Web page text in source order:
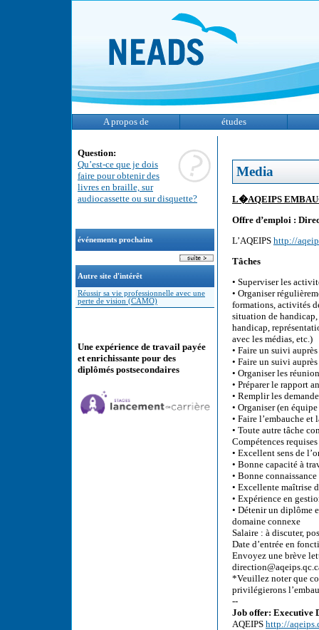
A propos de études
Question:
Qu’est-ce que je dois
faire pour obtenir des
livres en braille, sur
audiocassette ou sur disquette?
événements prochains
Autre site d'intérêt
Réussir sa vie professionnelle avec une
perte de vision (CAMO)
Une expérience de travail payée
et enrichissante pour des
diplômés postsecondaires
Media
L�AQEIPS
Offre d’emploi :
L’AQEIPS http://
Tâches
• Superviser les
• Organiser
formations, activités
situation de
handicap,
avec les médias, etc.)
• Faire un suivi
• Faire un suivi
• Organiser les
• Préparer le rapport
• Remplir les
• Organiser (en
• Faire l’embauche
• Toute autre tâche
Compétences
• Excellent sens de
• Bonne capacité à
• Bonne
• Excellente maîtrise
• Expérience en
• Détenir un diplôme
domaine connexe
Salaire : à discuter,
Date d’entrée en
Envoyez une brève
*Veuillez noter que
privilégierons
--
Job offer: Executive
AQEIPS http://